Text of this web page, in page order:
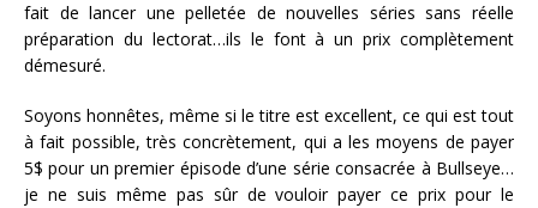
fait de lancer une pelletée de nouvelles séries sans réelle
préparation du lectorat…ils le font à un prix complètement
démesuré.
Soyons honnêtes, même si le titre est excellent, ce qui est tout
à fait possible, très concrètement, qui a les moyens de payer
5$ pour un premier épisode d’une série consacrée à Bullseye…
je ne suis même pas sûr de vouloir payer ce prix pour le